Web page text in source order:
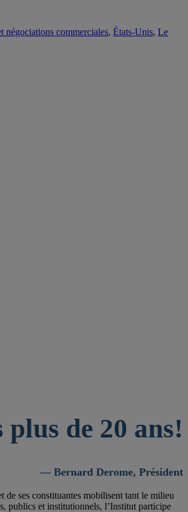
négociations commerciales, États-Unis, Le
de 20 ans!
— Bernard Derome, Président
de ses constituantes mobilisent tant le milieu
publics et institutionnels, l’Institut participe